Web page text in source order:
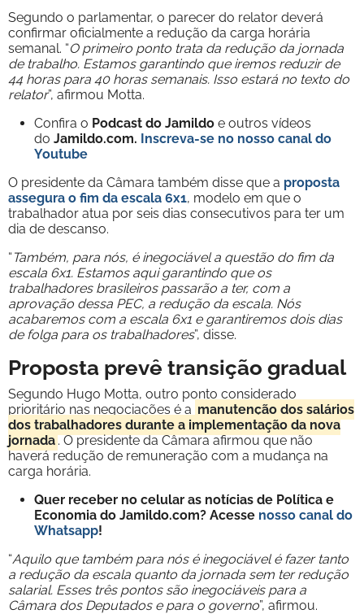
Segundo o parlamentar, o parecer do relator deverá
confirmar oficialmente a redução da carga horária
semanal. “O primeiro ponto trata da redução da jornada
de trabalho. Estamos garantindo que iremos reduzir de
44 horas para 40 horas semanais. Isso estará no texto do
relator”, afirmou Motta.
Confira o Podcast do Jamildo e outros vídeos
do Jamildo.com. Inscreva-se no nosso canal do
Youtube
O presidente da Câmara também disse que a proposta
assegura o fim da escala 6x1, modelo em que o
trabalhador atua por seis dias consecutivos para ter um
dia de descanso.
“ Também, para nós, é inegociável a questão do fim da
escala 6x1. Estamos aqui garantindo que os
trabalhadores brasileiros passarão a ter, com a
aprovação dessa PEC, a redução da escala. Nós
acabaremos com a escala 6x1 e garantiremos dois dias
de folga para os trabalhadores”, disse.
Proposta prevê transição gradual
Segundo Hugo Motta, outro ponto considerado
prioritário nas negociações é a manutenção dos salários
dos trabalhadores durante a implementação da nova
jornada. O presidente da Câmara afirmou que não
haverá redução de remuneração com a mudança na
carga horária.
Quer receber no celular as notícias de Política e
Economia do Jamildo.com? Acesse nosso canal do
Whatsapp!
“Aquilo que também para nós é inegociável é fazer tanto
a redução da escala quanto da jornada sem ter redução
salarial. Esses três pontos são inegociáveis para a
Câmara dos Deputados e para o governo”, afirmou.